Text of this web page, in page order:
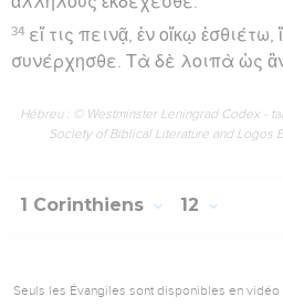
34 εἴ τις πεινᾷ, ἐν οἴκῳ
συνέρχησθε. Τὰ δὲ λοιπὰ ὡς
Hébreu : © Westminster Leningrad Codex -
Society of Biblical Literature and Logos
1 Corinthiens 12
Seuls les Évangiles sont disponibles en vidéo